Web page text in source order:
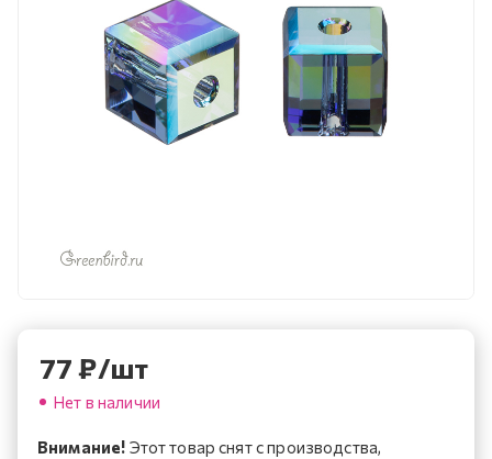
77₽/шт
Нет в наличии
Внимание! Этот товар снят с производства,